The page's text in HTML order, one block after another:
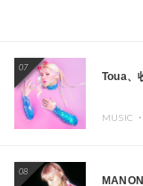
07
Toua、
MUSIC ・
08